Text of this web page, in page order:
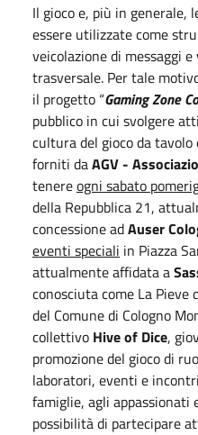
Il gioco e, più in generale,
essere utilizzate come
veicolazione di messaggi
trasversale. Per tale
il progetto “Gaming Zone
pubblico in cui svolgere
cultura del gioco da
forniti daAGV -
tenereogni sabato
della Repubblica 21,
concessione adAuser
eventi speciali in Piazza
attualmente affidata a
conosciuta come La
del Comune di Cologno
collettivo Hive of Dice,
promozione del gioco di
laboratori, eventi e
famiglie, agli appassionati
possibilità di partecipare